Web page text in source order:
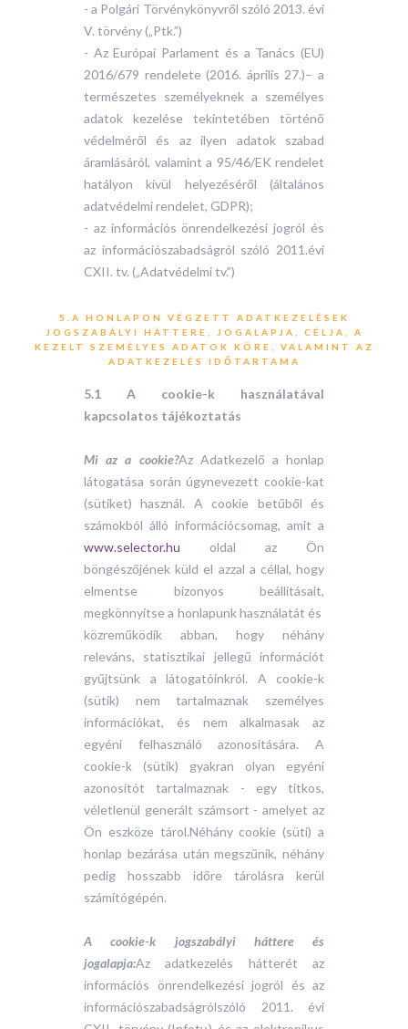
- a Polgári Törvénykönyvről szóló 2013. évi
V. törvény („Ptk.”)
- Az Európai Parlament és a Tanács (EU)
2016/679 rendelete (2016. április 27.)– a
természetes személyeknek a személyes
adatok kezelése tekintetében történő
védelméről és az ilyen adatok szabad
áramlásáról, valamint a 95/46/EK rendelet
hatályon kívül helyezéséről (általános
adatvédelmi rendelet, GDPR);
- az információs önrendelkezési jogról és
az információszabadságról szóló 2011.évi
CXII. tv. („Adatvédelmi tv.”)
5.A HONLAPON VÉGZETT ADATKEZELÉSEK
JOGSZABÁLYI HÁTTERE, JOGALAPJA, CÉLJA, A
KEZELT SZEMÉLYES ADATOK KÖRE, VALAMINT AZ
ADATKEZELÉS IDŐTARTAMA
5.1 A cookie-k használatával
kapcsolatos tájékoztatás
Mi az a cookie?Az Adatkezelő a honlap
látogatása során úgynevezett cookie-kat
(sütiket) használ. A cookie betűből és
számokból álló információcsomag, amit a
www.selector.hu oldal az Ön
böngészőjének küld el azzal a céllal, hogy
elmentse bizonyos beállításait,
megkönnyítse a honlapunk használatát és
közreműködik abban, hogy néhány
releváns, statisztikai jellegű információt
gyűjtsünk a látogatóinkról. A cookie-k
(sütik) nem tartalmaznak személyes
információkat, és nem alkalmasak az
egyéni felhasználó azonosítására. A
cookie-k (sütik) gyakran olyan egyéni
azonosítót tartalmaznak - egy titkos,
véletlenül generált számsort - amelyet az
Ön eszköze tárol.Néhány cookie (süti) a
honlap bezárása után megszűnik, néhány
pedig hosszabb időre tárolásra kerül
számítógépén.
A cookie-k jogszabályi háttere és
jogalapja:Az adatkezelés hátterét az
információs önrendelkezési jogról és az
információszabadságrólszóló 2011. évi